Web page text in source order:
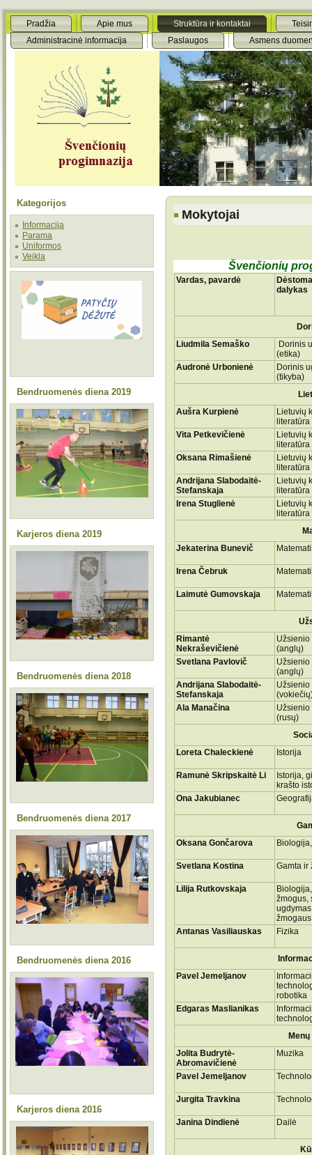
Pradžia Apie mus Struktūra ir kontaktai
Administracinė informacija
Paslaugos Asmens
Kategorijos
Informacija
Parama
Uniformos
Veikla
Bendruomenės diena 2019
Karjeros diena 2019
Bendruomenės diena 2018
Bendruomenės diena 2017
Bendruomenės diena 2016
Karjeros diena 2016
Mokytojai
Švenčionių
Vardas, pavardė
dalykas
Liudmila Semaško
Dorinis
(etika)
Audronė Urbonienė
Dorinis
(tikyba)
Aušra Kurpienė
Lietuvių
literatūra
Vita Petkevičienė
Lietuvių
literatūra
Oksana Rimašienė
Lietuvių
literatūra
Andrijana Slabodaitė-
Stefanskaja
Lietuvių
literatūra
Irena Stuglienė
Lietuvių
literatūra
Jekaterina Bunevič
Irena Čebruk
Laimutė Gumovskaja
Rimantė
Nekraševičienė
Užsienio
(anglų)
Svetlana Pavlovič
Užsienio
(anglų)
Andrijana Slabodaitė-
Stefanskaja
Užsienio
Ala Manačina
Užsienio
(rusų)
Loreta Chaleckienė
Istorija
Ramunė Skripskaitė Li
Istorija,
krašto
Ona Jakubianec
Oksana Gončarova
Svetlana Kostina Gamta ir
Lilija Rutkovskaja
žmogus,
Antanas Vasiliauskas
Fizika
Pavel Jemeljanov
robotika
Edgaras Maslianikas
Jolita Budrytė-
Abromavičienė
Muzika
Pavel Jemeljanov
Jurgita Travkina
Janina Dindienė Dailė